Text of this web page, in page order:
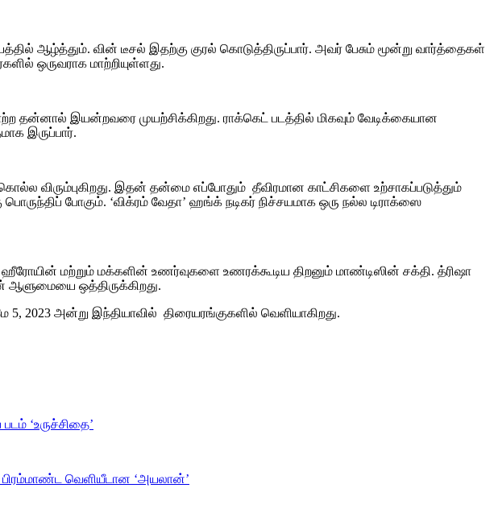
ஆழ்த்தும். வின் டீசல் இதற்கு குரல் கொடுத்திருப்பார். அவர் பேசும் மூன்று வார்த்தைகள்
ஒருவராக மாற்றியுள்ளது.
தன்னால் இயன்றவரை முயற்சிக்கிறது. ராக்கெட் படத்தில் மிகவும் வேடிக்கையான
இருப்பார்.
விரும்புகிறது. இதன் தன்மை எப்போதும் தீவிரமான காட்சிகளை உற்சாகப்படுத்தும்
போகும். ‘விக்ரம் வேதா’ ஹங்க் நடிகர் நிச்சயமாக ஒரு நல்ல டிராக்ஸை
மற்றும் மக்களின் உணர்வுகளை உணரக்கூடிய திறனும் மாண்டிஸின் சக்தி. த்ரிஷா
ஆளுமையை ஒத்திருக்கிறது.
2023 அன்று இந்தியாவில் திரையரங்குகளில் வெளியாகிறது.
‘உருச்சிதை’
வெளியீடான ‘அயலான்’